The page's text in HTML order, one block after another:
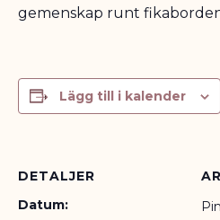
gemenskap runt
Lägg till i kalender
DETALJER
Datum: